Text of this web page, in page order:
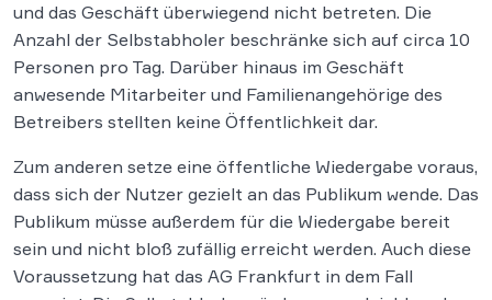
und das Geschäft überwiegend nicht betreten. Die
Anzahl der Selbstabholer beschränke sich auf circa 10
Personen pro Tag. Darüber hinaus im Geschäft
anwesende Mitarbeiter und Familienangehörige des
Betreibers stellten keine Öffentlichkeit dar.
Zum anderen setze eine öffentliche Wiedergabe voraus,
dass sich der Nutzer gezielt an das Publikum wende. Das
Publikum müsse außerdem für die Wiedergabe bereit
sein und nicht bloß zufällig erreicht werden. Auch diese
Voraussetzung hat das AG Frankfurt in dem Fall